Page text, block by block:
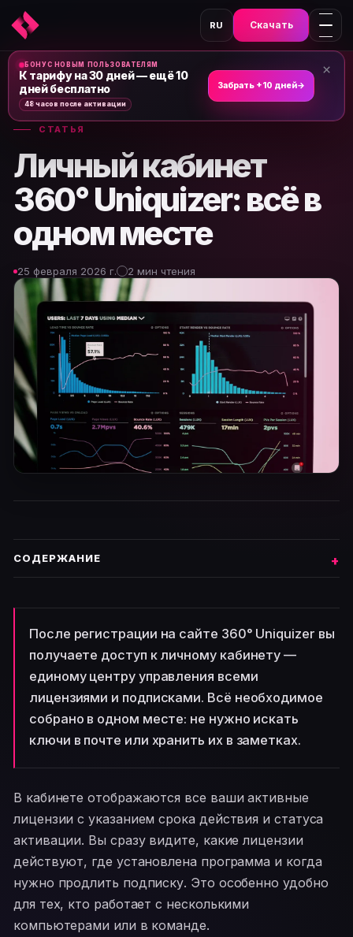
RU Скачать
Главная›Новости и статьи›
СТАТЬЯ
Личный кабинет
360° Uniquizer: всё в
одном месте
25 февраля 2026 г. 2 мин чтения
СОДЕРЖАНИЕ
После регистрации на сайте 360° Uniquizer вы
получаете доступ к личному кабинету —
единому центру управления всеми
лицензиями и подписками. Всё необходимое
собрано в одном месте: не нужно искать
ключи в почте или хранить их в заметках.
В кабинете отображаются все ваши активные
лицензии с указанием срока действия и статуса
активации. Вы сразу видите, какие лицензии
действуют, где установлена программа и когда
нужно продлить подписку. Это особенно удобно
для тех, кто работает с несколькими
компьютерами или в команде.
БОНУС НОВЫМ ПОЛЬЗОВАТЕЛЯМ
К тарифу на 30 дней — ещё 10
дней бесплатно
48 часов после активации
Забрать +10 дней→
×